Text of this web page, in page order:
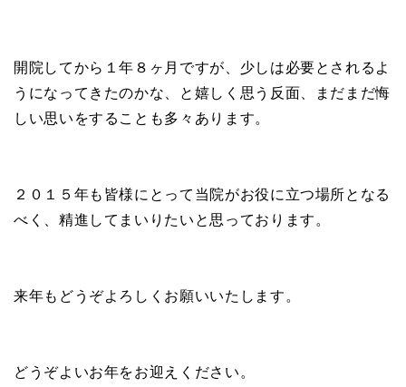
開院してから１年８ヶ月ですが、少しは必要とされるよ
うになってきたのかな、と嬉しく思う反面、まだまだ悔
しい思いをすることも多々あります。
２０１５年も皆様にとって当院がお役に立つ場所となる
べく、精進してまいりたいと思っております。
来年もどうぞよろしくお願いいたします。
どうぞよいお年をお迎えください。